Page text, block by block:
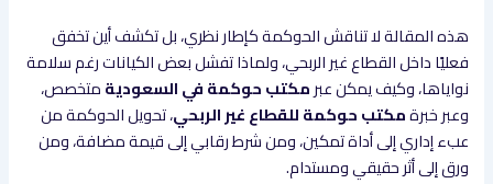
هذه المقالة لا تناقش الحوكمة كإطار نظري، بل تكشف أين تخفق
فعليًا داخل القطاع غير الربحي، ولماذا تفشل بعض الكيانات رغم سلامة
نواياها، وكيف يمكن عبرمكتب حوكمة في السعوديةمتخصص،
وعبر خبرةمكتب حوكمة للقطاع غير الربحي، تحويل الحوكمة من
عبء إداري إلى أداة تمكين، ومن شرط رقابي إلى قيمة مضافة، ومن
ورق إلى أثر حقيقي ومستدام.